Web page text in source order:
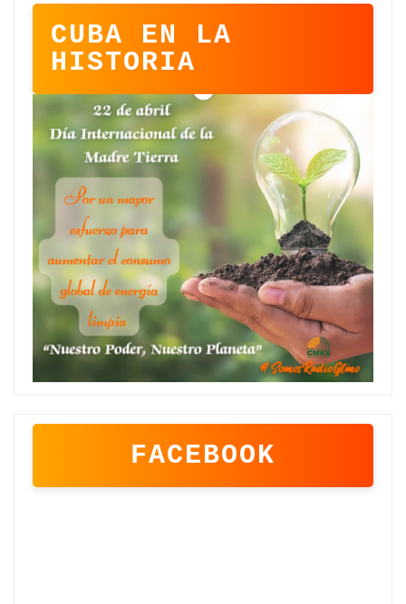
CUBA EN LA
HISTORIA
FACEBOOK